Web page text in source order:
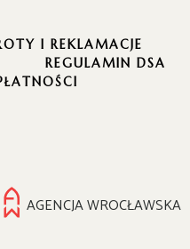
I REKLAMACJE
REGULAMIN DSA
AGENCJA WROCŁAWSKA